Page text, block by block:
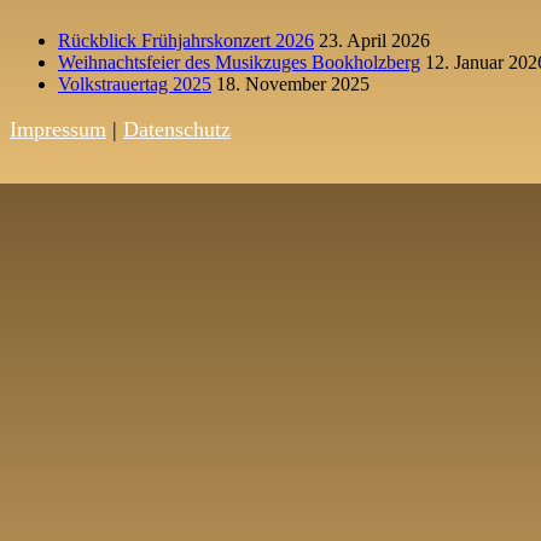
Rückblick Frühjahrskonzert 2026 23. April 2026
Weihnachtsfeier des Musikzuges Bookholzberg 12. Januar
Volkstrauertag 2025 18. November 2025
Impressum | Datenschutz